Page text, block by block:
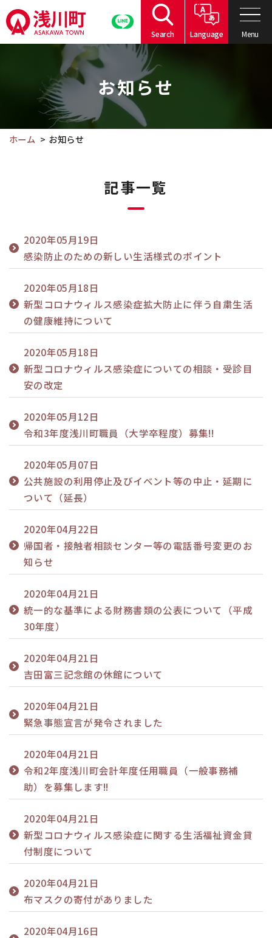
の
ペ
へ
Search Language Menu
文
お知らせ
ホーム お知らせ
記事一覧
2020年05月19日
感染防止のための新しい生活様式のポイント
2020年05月18日
新型コロナウィルス感染症拡大防止に伴う自粛生活
の健康維持について
2020年05月18日
新型コロナウィルス感染症についての相談・受診目
安の改定
2020年05月12日
令和3年度浅川町職員（大学卒程度）募集!!
2020年05月07日
公共施設の利用停止及びイベント等の中止・延期に
ついて（延長）
2020年04月22日
帰国者・接触者相談センター等の電話番号変更のお
知らせ
2020年04月21日
統一的な基準による財務書類の公表について（平成
30年度）
2020年04月21日
吉田富三記念館の休館について
2020年04月21日
緊急事態宣言が発令されました
2020年04月21日
令和2年度浅川町会計年度任用職員（一般事務補
助）を募集します!!
2020年04月21日
新型コロナウィルス感染症に関する生活福祉資金貸
付制度について
2020年04月21日
布マスクの寄付がありました
2020年04月16日